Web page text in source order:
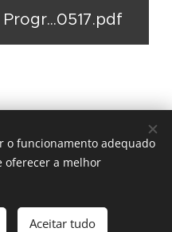
Cookies
o funcionamento adequado
oferecer a melhor
Aceitar tudo